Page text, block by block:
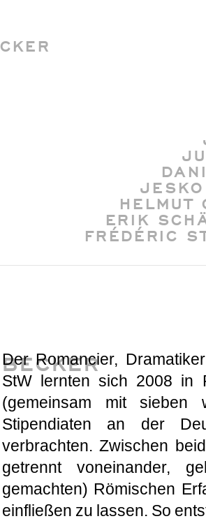
HELMUT
ERIK
FRÉDÉRIC
BECKER
Der Romancier,
StW lernten sich 2008 in
(gemeinsam mit sieben
Stipendiaten an der
verbrachten. Zwischen
getrennt voneinander,
gemachten) Römischen
einfließen zu lassen. So